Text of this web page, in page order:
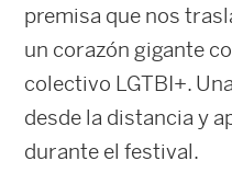
premisa que nos
un corazón gigante
colectivo LGTBI+.
desde la distancia y
durante el festival.